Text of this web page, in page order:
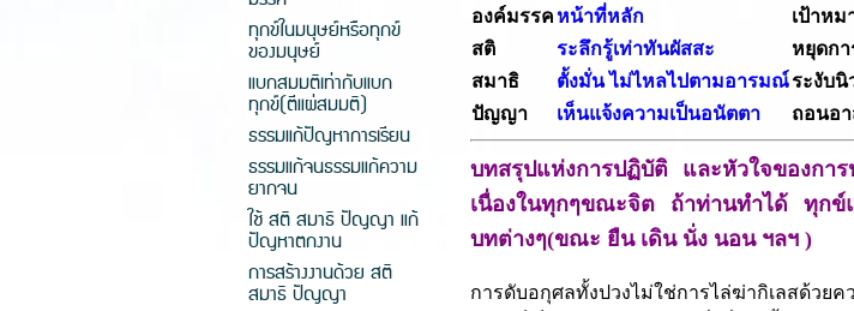
ทุกข์ในมนุษย์หรือทุกข์
ของมนุษย์
แบกสมมติเท่ากับแบก
ทุกข์(ตีแผ่สมมติ)
ธรรมแก้ปัญหาการเรียน
ธรรมแก้จนธรรมแก้ความ
ยากจน
ใช้ สติ สมาธิ ปัญญา แก้
ปัญหาตกงาน
การสร้างงานด้วย สติ
สมาธิ ปัญญา
องค์มรรค หน้าที่หลัก
เป้าหม
สติ
ระลึกรู้เท่าทันผัสสะ
หยุดกา
สมาธิ
ตั้งมั่น ไม่ไหลไปตามอารมณ์ระงับนิ
ปัญญา
เห็นแจ้งความเป็นอนัตตา ถอนอา
บทสรุปแห่งการปฏิบัติ และหัวใจของก
เนื่องในทุกๆขณะจิต ถ้าท่านทำได้ ทุกข์
บทต่างๆ(ขณะ ยืน เดิน นั่ง นอน ฯลฯ )
การดับอกุศลทั้งปวงไม่ใช่การไล่ฆ่ากิเลสด้วย